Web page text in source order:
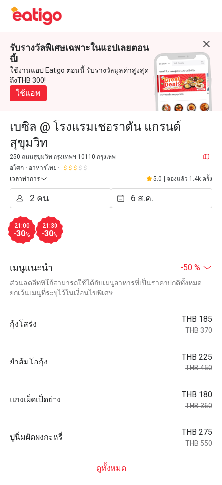
รับรางวัลพิเศษเฉพาะในแอปเลยตอน
นี้!
ใช้งานแอป Eatigo ตอนนี้ รับรางวัลมูลค่าสูงสุด
ถึงTHB 300!
ใช้แอพ
เบซิล @ โรงแรมเชอราตัน แกรนด์
สุขุมวิท
250 ถนนสุขุมวิท กรุงเทพฯ 10110 กรุงเทพ
อโศก
อาหารไทย
เวลาทำการ
5.0 จองแล้ว 1.4k ครั้ง
21:00
-30%
21:30
-30%
เมนูแนะนำ -50 %
ส่วนลดอีททิโก้สามารถใช้ได้กับเมนูอาหารที่เป็นราคาปกติทั้งหมด
ยกเว้นเมนูที่ระบุไว้ในเงื่อนไขพิเศษ
กุ้งโสร่ง
THB 185
THB 370
ยำส้มโอกุ้ง
THB 225
THB 450
แกงเผ็ดเป็ดย่าง
THB 180
THB 360
ปูนิ่มผัดผงกะหรี่
THB 275
THB 550
ดูทั้งหมด